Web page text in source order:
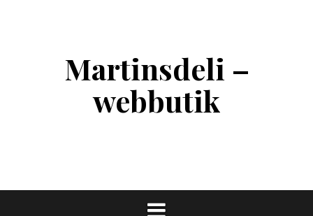
Martinsdeli –
webbutik